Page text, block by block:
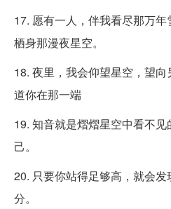
17. 愿有一人，伴我看尽那万年
栖身那漫夜星空。
18. 夜里，我会仰望星空，望
道你在那一端
19. 知音就是熠熠星空中看不
己。
20. 只要你站得足够高，就会
分。